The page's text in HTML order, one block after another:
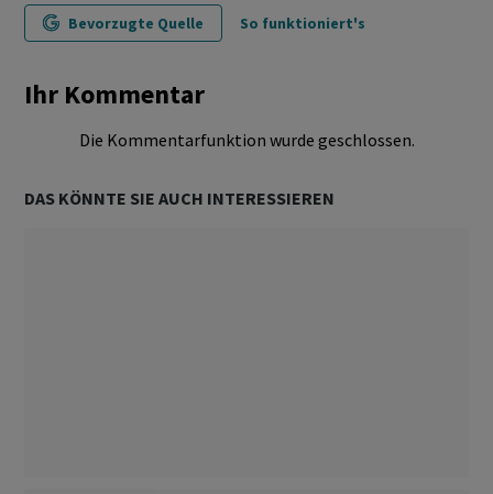
Bevorzugte Quelle So funktioniert's
Ihr Kommentar
Die Kommentarfunktion wurde geschlossen.
DAS KÖNNTE SIE AUCH INTERESSIEREN